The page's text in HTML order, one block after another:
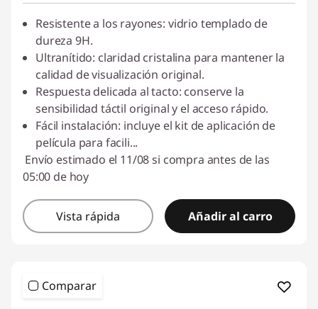
Resistente a los rayones: vidrio templado de
dureza 9H.
Ultranítido: claridad cristalina para mantener la
calidad de visualización original.
Respuesta delicada al tacto: conserve la
sensibilidad táctil original y el acceso rápido.
Fácil instalación: incluye el kit de aplicación de
película para facili...
Envío estimado el 11/08 si compra antes de las
05:00 de hoy
Vista rápida Añadir al carro
Comparar